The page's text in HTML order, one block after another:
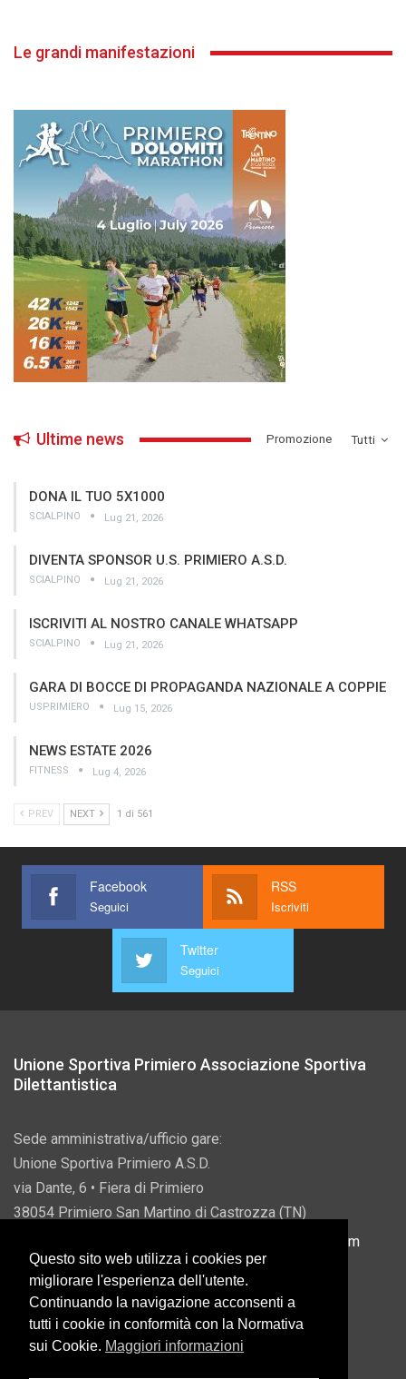
Le grandi manifestazioni
Tutti
Ultime news ­Promozione
DONA IL TUO 5X1000
SCIALPINO Lug 21, 2026
DIVENTA SPONSOR U.S. PRIMIERO A.S.D.
SCIALPINO Lug 21, 2026
ISCRIVITI AL NOSTRO CANALE WHATSAPP
SCIALPINO Lug 21, 2026
GARA DI BOCCE DI PROPAGANDA NAZIONALE A COPPIE
USPRIMIERO Lug 15, 2026
NEWS ESTATE 2026
FITNESS Lug 4, 2026
PREV NEXT 1 di 561
Facebook
Seguici
RSS
Iscriviti
Twitter
Seguici
Unione Sportiva Primiero Associazione Sportiva
Dilettantistica
Sede amministrativa/ufficio gare:
Unione Sportiva Primiero A.S.D.
via Dante, 6 • Fiera di Primiero
38054 Primiero San Martino di Castrozza (TN)
info@usprimiero.com
Vantaggi da Pubblica Amministrazione
Questo sito web utilizza i cookies per
migliorare l'esperienza dell'utente.
Continuando la navigazione acconsenti a
tutti i cookie in conformità con la Normativa
sui Cookie. Maggiori informazioni